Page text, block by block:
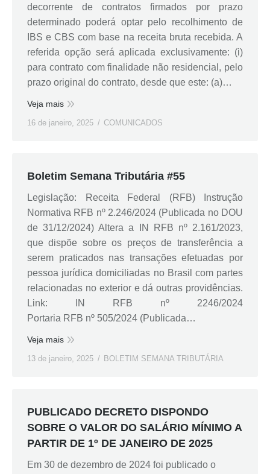
decorrente de contratos firmados por prazo
determinado poderá optar pelo recolhimento de
IBS e CBS com base na receita bruta recebida. A
referida opção será aplicada exclusivamente: (i)
para contrato com finalidade não residencial, pelo
prazo original do contrato, desde que este: (a)…
Veja mais
16 de janeiro, 2025 COMUNICADOS
Boletim Semana Tributária #55
Legislação: Receita Federal (RFB) Instrução
Normativa RFB nº 2.246/2024 (Publicada no DOU
de 31/12/2024) Altera a IN RFB nº 2.161/2023,
que dispõe sobre os preços de transferência a
serem praticados nas transações efetuadas por
pessoa jurídica domiciliadas no Brasil com partes
relacionadas no exterior e dá outras providências.
Link: IN RFB nº 2246/2024
Portaria RFB nº 505/2024 (Publicada…
Veja mais
13 de janeiro, 2025 BOLETIM SEMANA TRIBUTÁRIA
PUBLICADO DECRETO DISPONDO
SOBRE O VALOR DO SALÁRIO MÍNIMO A
PARTIR DE 1º DE JANEIRO DE 2025
Em 30 de dezembro de 2024 foi publicado o